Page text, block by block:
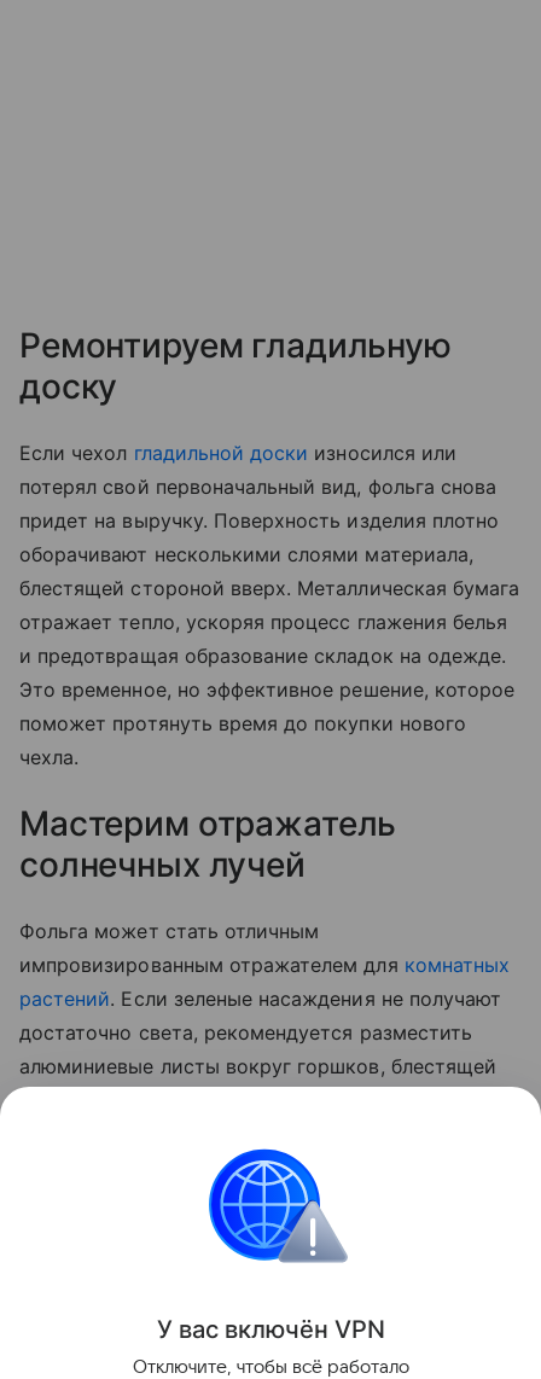
Ремонтируем гладильную
доску
Если чехол гладильной доски износился или
потерял свой первоначальный вид, фольга снова
придет на выручку. Поверхность изделия плотно
оборачивают несколькими слоями материала,
блестящей стороной вверх. Металлическая бумага
отражает тепло, ускоряя процесс глажения белья
и предотвращая образование складок на одежде.
Это временное, но эффективное решение, которое
поможет протянуть время до покупки нового
чехла.
Мастерим отражатель
солнечных лучей
Фольга может стать отличным
импровизированным отражателем для комнатных
растений. Если зеленые насаждения не получают
достаточно света, рекомендуется разместить
алюминиевые листы вокруг горшков, блестящей
дополнительное освещение и способствуя их
У вас включён VPN
Отключите, чтобы всё работало